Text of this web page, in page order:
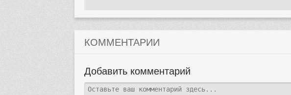
КОММЕНТАРИИ
Добавить комментарий